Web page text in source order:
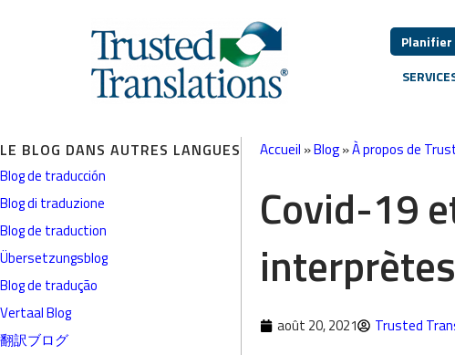
Planifier
LE BLOG DANS AUTRES LANGUES
Blog de traducción
Blog di traduzione
Blog de traduction
Übersetzungsblog
Blog de tradução
Vertaal Blog
翻訳ブログ
Accueil »Blog»À propos de
Covid-19
interprètes
août 20, 2021 Trusted